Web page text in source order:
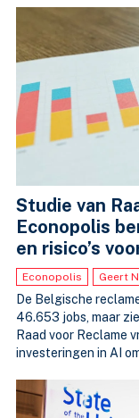
Studie van
Econopolis
en risico’s
Econopolis Geert
De Belgische
46.653 jobs, maar
Raad voor Reclame
investeringen in AI